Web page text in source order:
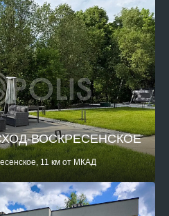
ВОСКРЕСЕНСКОЕ
11 км от МКАД